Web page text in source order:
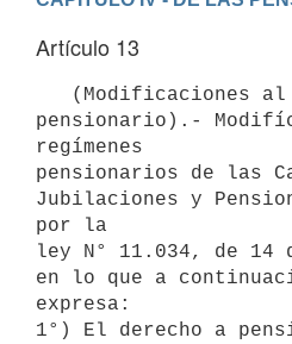
Artículo 13
pensionario).-
regímenes
pensionarios de las
Jubilaciones y
por la
ley N° 11.034, de 14
en lo que a
expresa:
1°) El derecho a